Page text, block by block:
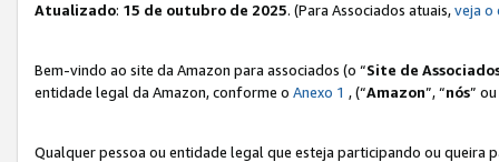
Atualizado: 15 de outubro de 2025. (Para Associados atuais,veja o
Bem-vindo ao site da Amazon para associados (o “Site de
entidade legal da Amazon, conforme o Anexo 1 , (“Amazon”, “nós”
Qualquer pessoa ou entidade legal que esteja participando ou queira